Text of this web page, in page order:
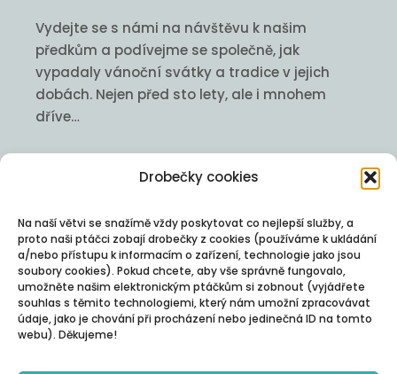
Drobečky cookies
Na naší větvi se snažímě vždy poskytovat co nejlepší služby, a
proto naši ptáčci zobají drobečky z cookies (používáme k ukládání
a/nebo přístupu k informacím o zařízení, technologie jako jsou
soubory cookies). Pokud chcete, aby vše správně fungovalo,
umožněte našim elektronickým ptáčkům si zobnout (vyjádřete
souhlas s těmito technologiemi, který nám umožní zpracovávat
údaje, jako je chování při procházení nebo jedinečná ID na tomto
webu). Děkujeme!
Vydejte se s námi na návštěvu k našim
předkům a podívejme se společně, jak
vypadaly vánoční svátky a tradice v jejich
dobách. Nejen před sto lety, ale i mnohem
dříve…
poprášené poleno, jaký význam mají zelené
používá jablíčko, čím a proč se hází za hlavu,
co dělá sláma pod stolem? Ale i čekání –
Barborky, Mikuláš, Ambrož, Lucie – kdo to
všechno je?
To společně zjistíme v představení o noci,